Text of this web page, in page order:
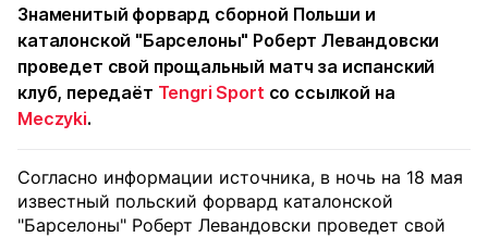
Знаменитый форвард сборной Польши и
каталонской "Барселоны" Роберт Левандовски
проведет свой прощальный матч за испанский
клуб, передаёт Tengri Sport со ссылкой на
Meczyki.
Согласно информации источника, в ночь на 18 мая
известный польский форвард каталонской
"Барселоны" Роберт Левандовски проведет свой